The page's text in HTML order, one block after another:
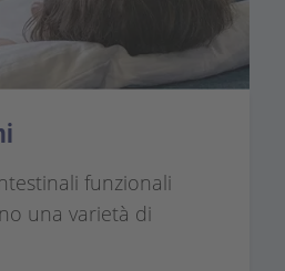
funzionali
una varietà di